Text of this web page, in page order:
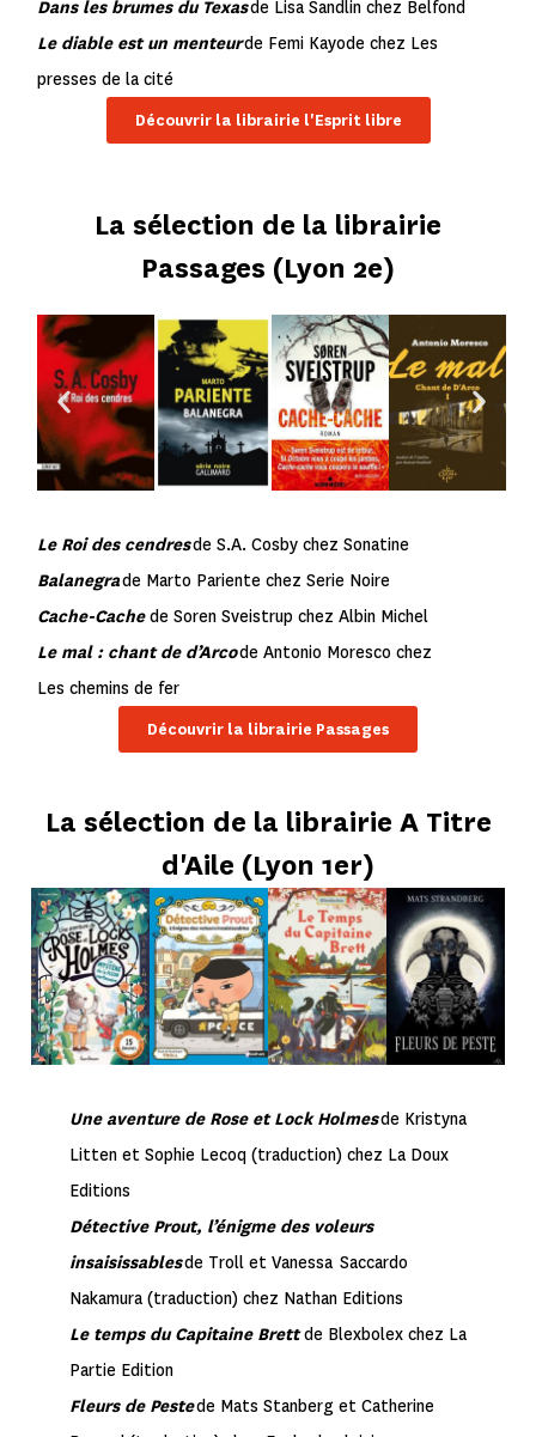
Dans les brumes du Texasde Lisa Sandlin chez Belfond
Le diable est un menteurde Femi Kayode chez Les
presses de la cité
Découvrir la librairie l'Esprit libre
La sélection de la librairie
Passages (Lyon 2e)
Le Roi des cendresde S.A. Cosby chez Sonatine
Balanegrade Marto Pariente chez Serie Noire
Cache-Cachede Soren Sveistrup chez Albin Michel
Le mal : chant de d’Arcode Antonio Moresco chez
Les chemins de fer
Découvrir la librairie Passages
La sélection de la librairie A Titre
d'Aile (Lyon 1er)
Une aventure de Rose et Lock Holmesde Kristyna
Litten et Sophie Lecoq (traduction) chez La Doux
Editions
Détective Prout, l’énigme des voleurs
insaisissablesde Troll et Vanessa Saccardo
Nakamura (traduction) chez Nathan Editions
Le temps du Capitaine Brettde Blexbolex chez La
Partie Edition
Fleurs de Pestede Mats Stanberg et Catherine